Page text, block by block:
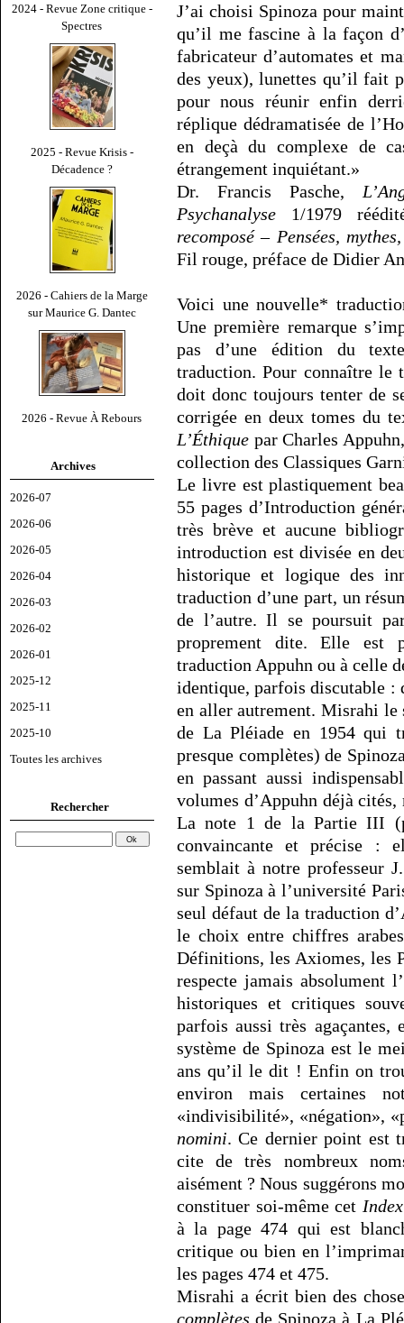
2024 - Revue Zone critique -
Spectres
2025 - Revue Krisis -
Décadence ?
2026 - Cahiers de la Marge
sur Maurice G. Dantec
2026 - Revue À Rebours
Archives
2026-07
2026-06
2026-05
2026-04
2026-03
2026-02
2026-01
2025-12
2025-11
2025-10
Toutes les archives
Rechercher
J’ai choisi Spinoza pour
qu’il me fascine à la façon
fabricateur d’automates et
des yeux), lunettes qu’il fait
pour nous réunir enfin
réplique dédramatisée de
en deçà du complexe de
étrangement inquiétant.»
Dr. Francis Pasche,
Psychanalyse 1/1979
recomposé – Pensées,
Fil rouge, préface de Didier
Voici une nouvelle*
Une première remarque
pas d’une édition du
traduction. Pour connaître
doit donc toujours tenter de
corrigée en deux tomes du
L’Éthique par Charles
collection des Classiques
Le livre est plastiquement
55 pages d’Introduction
très brève et aucune
introduction est divisée en
historique et logique des
traduction d’une part, un
de l’autre. Il se poursuit
proprement dite. Elle est
traduction Appuhn ou à celle
identique, parfois discutable :
en aller autrement. Misrahi le
de La Pléiade en 1954 qui
presque complètes) de
en passant aussi
volumes d’Appuhn déjà
La note 1 de la Partie III
convaincante et précise :
semblait à notre professeur
sur Spinoza à l’université
seul défaut de la traduction
le choix entre chiffres
Définitions, les Axiomes, les
respecte jamais absolument
historiques et critiques
parfois aussi très
système de Spinoza est le
ans qu’il le dit ! Enfin on
environ mais certaines
«indivisibilité», «négation»,
nomini. Ce dernier point est
cite de très nombreux
aisément ? Nous suggérons
constituer soi-même cet
à la page 474 qui est
critique ou bien en
les pages 474 et 475.
Misrahi a écrit bien des
complètes de Spinoza à La